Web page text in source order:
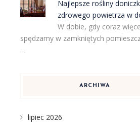
Najlepsze rośliny
zdrowego powietrza w
W dobie, gdy coraz
spędzamy w zamkniętych
…
ARCHIWA
lipiec 2026